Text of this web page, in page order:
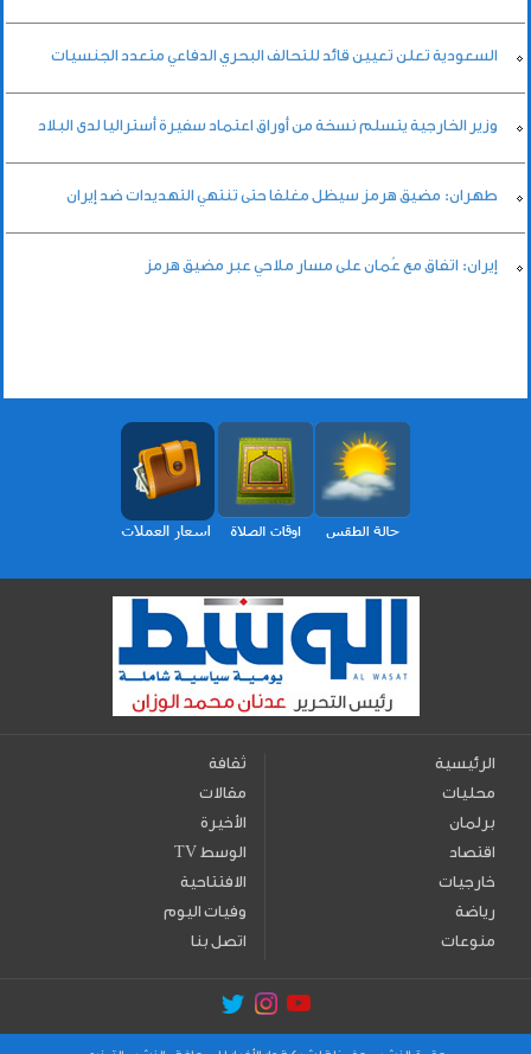
السعودية تعلن تعيين قائد للتحالف البحري الدفاعي متعدد الجنسيات
وزير الخارجية يتسلم نسخة من أوراق اعتماد سفيرة أستراليا لدى البلاد
طهران: مضيق هرمز سيظل مغلقا حتى تنتهي التهديدات ضد إيران
إيران: اتفاق مع عُمان على مسار ملاحي عبر مضيق هرمز
الرئيسية
محليات
برلمان
اقتصاد
خارجيات
رياضة
منوعات
ثقافة
مقالات
الأخيرة
TV الوسط
الافتتاحية
وفيات اليوم
اتصل بنا